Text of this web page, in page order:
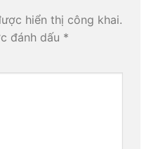
hiển thị công khai.
đánh dấu *